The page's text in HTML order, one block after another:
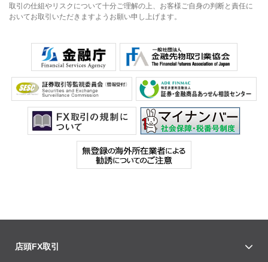
取引の仕組やリスクについて十分ご理解の上、お客様ご自身の判断と責任に
おいてお取引いただきますようお願い申し上げます。
店頭FX取引